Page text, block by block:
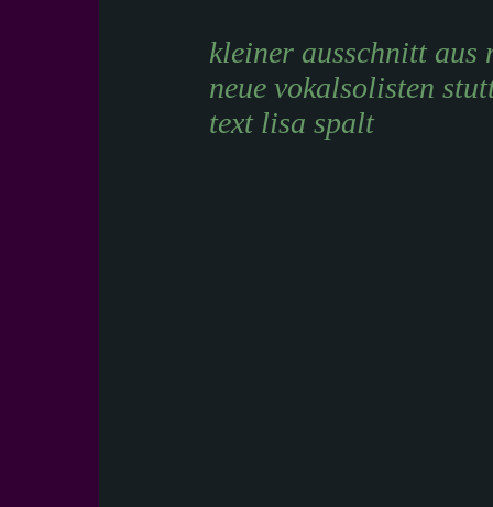
kleiner ausschnitt aus
neue vokalsolisten
text lisa spalt